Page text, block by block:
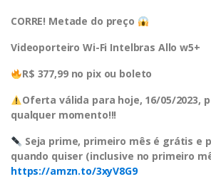
CORRE! Metade do preço
Videoporteiro Wi-Fi Intelbras Allo w5+
R$ 377,99 no pix ou boleto
Oferta válida para hoje, 16/05/2023,
qualquer momento!!!
Seja prime, primeiro mês é grátis e
quando quiser (inclusive no primeiro
https://amzn.to/3xyV8G9